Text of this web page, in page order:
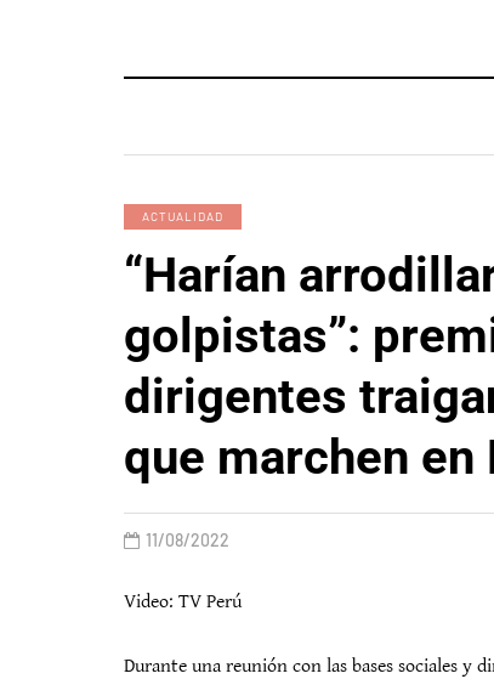
ACTUALIDAD
“Harían
golpistas”:
dirigentes
que marchen en
11/08/2022
Video: TV Perú
Durante una reunión con las bases sociales